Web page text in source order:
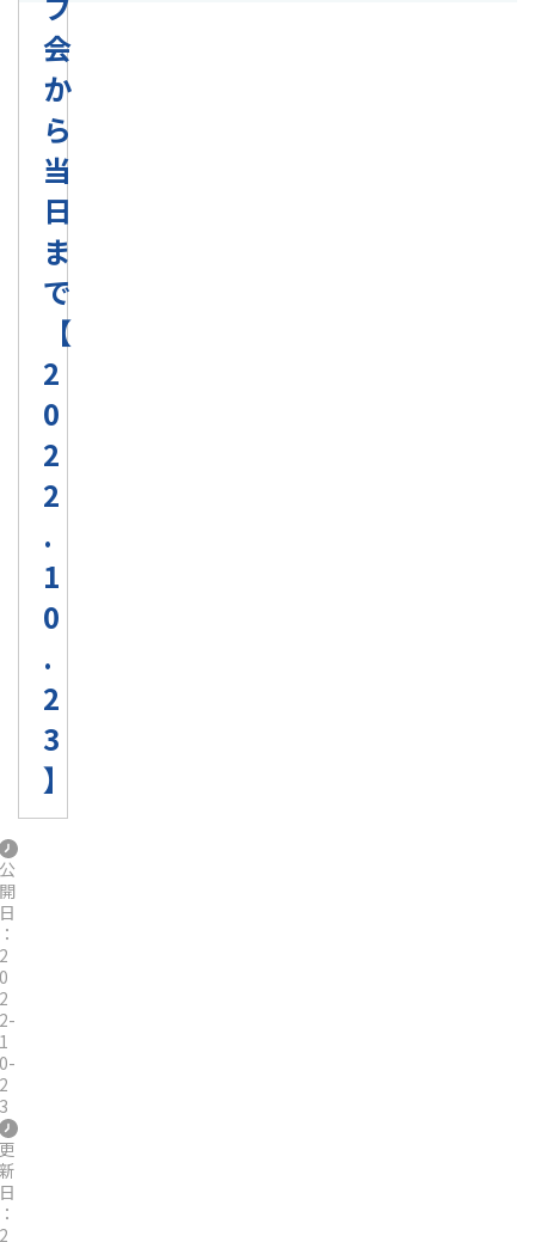
会
か
ら
当
日
ま
で
【
2
0
2
2
.
1
0
.
2
3
】
公
開
日
：
2
0
2
2-
1
0-
2
3
更
新
日
：
2